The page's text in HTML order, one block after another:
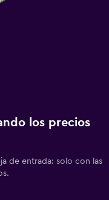
los precios
de entrada: solo con las